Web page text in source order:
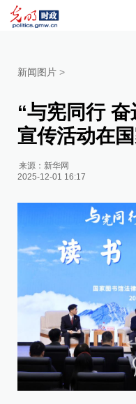
新闻图片 >
“与宪同行
宣传活动在
来源： 新华网
2025-12-01 16:17